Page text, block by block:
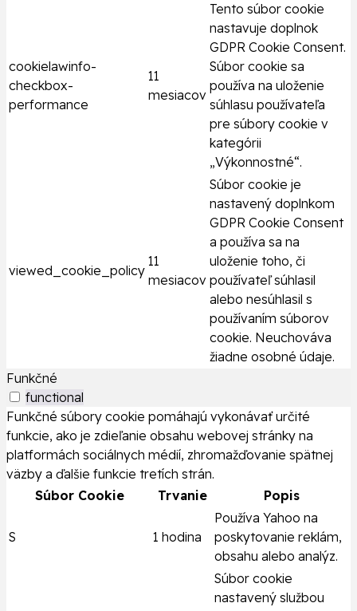
cookielawinfo-
checkbox-
performance
11
mesiacov
Tento súbor cookie
nastavuje doplnok
GDPR Cookie Consent.
Súbor cookie sa
používa na uloženie
súhlasu používateľa
pre súbory cookie v
kategórii
„Výkonnostné“.
viewed_cookie_policy
11
mesiacov
Súbor cookie je
nastavený doplnkom
GDPR Cookie Consent
a používa sa na
uloženie toho, či
používateľ súhlasil
alebo nesúhlasil s
používaním súborov
cookie. Neuchováva
žiadne osobné údaje.
Funkčné
functional
Funkčné súbory cookie pomáhajú vykonávať určité
funkcie, ako je zdieľanie obsahu webovej stránky na
platformách sociálnych médií, zhromažďovanie spätnej
väzby a ďalšie funkcie tretích strán.
Súbor Cookie
Trvanie Popis
S 1 hodina
Používa Yahoo na
poskytovanie reklám,
obsahu alebo analýz.
Súbor cookie
nastavený službou